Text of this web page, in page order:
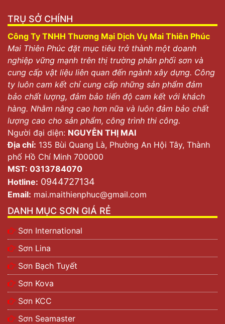
TRỤ SỞ CHÍNH
Công Ty TNHH Thương Mại Dịch Vụ Mai Thiên Phúc
Mai Thiên Phúc đặt mục tiêu trở thành một doanh
nghiệp vững mạnh trên thị trường phân phối sơn và
cung cấp vật liệu liên quan đến ngành xây dựng. Công
ty luôn cam kết chỉ cung cấp những sản phẩm đảm
bảo chất lượng, đảm bảo tiến độ cam kết với khách
hàng. Nhằm nâng cao hơn nữa và luôn đảm bảo chất
lượng cao cho sản phẩm, công trình thi công.
Người đại diện: NGUYỄN THỊ MAI
Địa chỉ: 135 Bùi Quang Là, Phường An Hội Tây, Thành
phố Hồ Chí Minh 700000
MST: 0313784070
Hotline: 0944727134
Email: mai.maithienphuc@gmail.com
DANH MỤC SƠN GIÁ RẺ
Sơn International
Sơn Lina
Sơn Bạch Tuyết
Sơn Kova
Sơn KCC
Sơn Seamaster